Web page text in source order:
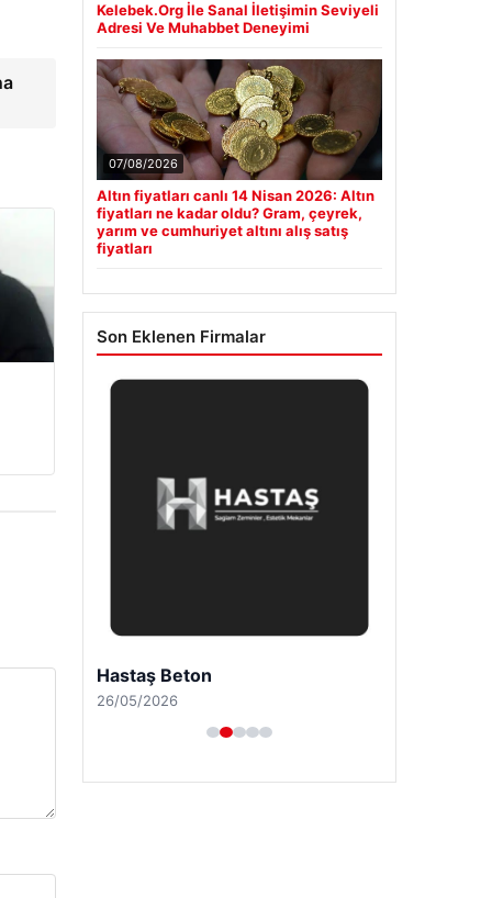
Kelebek.Org İle Sanal İletişimin Seviyeli
Adresi Ve Muhabbet Deneyimi
07/08/2026
Altın fiyatları canlı 14 Nisan 2026: Altın
fiyatları ne kadar oldu? Gram, çeyrek,
yarım ve cumhuriyet altını alış satış
fiyatları
Son Eklenen Firmalar
Hastaş Beton
26/05/2026